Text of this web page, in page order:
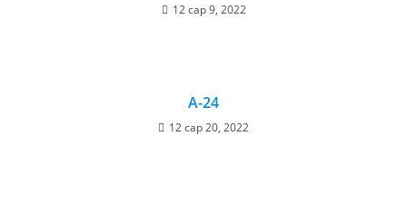
12 сар 9, 2022
A-24
12 сар 20, 2022